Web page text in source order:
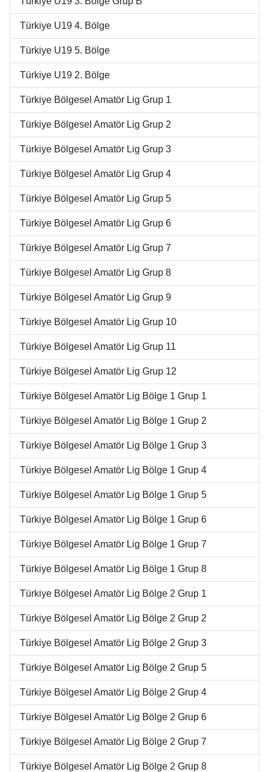
Türkiye U19 4. Bölge
Türkiye U19 5. Bölge
Türkiye U19 2. Bölge
Türkiye Bölgesel Amatör Lig Grup 1
Türkiye Bölgesel Amatör Lig Grup 2
Türkiye Bölgesel Amatör Lig Grup 3
Türkiye Bölgesel Amatör Lig Grup 4
Türkiye Bölgesel Amatör Lig Grup 5
Türkiye Bölgesel Amatör Lig Grup 6
Türkiye Bölgesel Amatör Lig Grup 7
Türkiye Bölgesel Amatör Lig Grup 8
Türkiye Bölgesel Amatör Lig Grup 9
Türkiye Bölgesel Amatör Lig Grup 10
Türkiye Bölgesel Amatör Lig Grup 11
Türkiye Bölgesel Amatör Lig Grup 12
Türkiye Bölgesel Amatör Lig Bölge 1 Grup 1
Türkiye Bölgesel Amatör Lig Bölge 1 Grup 2
Türkiye Bölgesel Amatör Lig Bölge 1 Grup 3
Türkiye Bölgesel Amatör Lig Bölge 1 Grup 4
Türkiye Bölgesel Amatör Lig Bölge 1 Grup 5
Türkiye Bölgesel Amatör Lig Bölge 1 Grup 6
Türkiye Bölgesel Amatör Lig Bölge 1 Grup 7
Türkiye Bölgesel Amatör Lig Bölge 1 Grup 8
Türkiye Bölgesel Amatör Lig Bölge 2 Grup 1
Türkiye Bölgesel Amatör Lig Bölge 2 Grup 2
Türkiye Bölgesel Amatör Lig Bölge 2 Grup 3
Türkiye Bölgesel Amatör Lig Bölge 2 Grup 5
Türkiye Bölgesel Amatör Lig Bölge 2 Grup 4
Türkiye Bölgesel Amatör Lig Bölge 2 Grup 6
Türkiye Bölgesel Amatör Lig Bölge 2 Grup 7
Türkiye Bölgesel Amatör Lig Bölge 2 Grup 8